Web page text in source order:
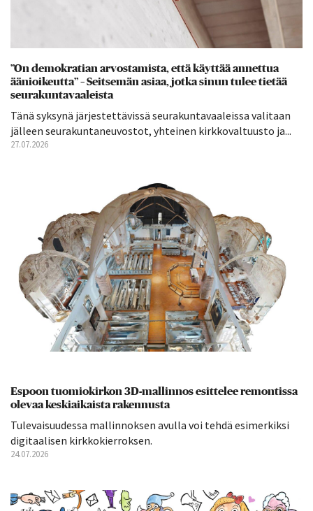
”On demokratian arvostamista, että käyttää annettua
äänioikeutta” – Seitsemän asiaa, jotka sinun tulee tietää
seurakuntavaaleista
Tänä syksynä järjestettävissä seurakuntavaaleissa valitaan
jälleen seurakuntaneuvostot, yhteinen kirkkovaltuusto ja...
27.07.2026
Espoon tuomiokirkon 3D-mallinnos esittelee remontissa
olevaa keskiaikaista rakennusta
Tulevaisuudessa mallinnoksen avulla voi tehdä esimerkiksi
digitaalisen kirkkokierroksen.
24.07.2026